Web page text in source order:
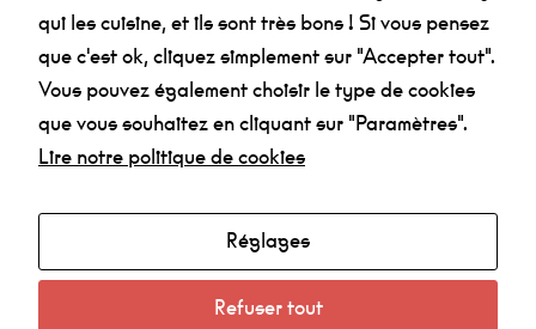
Agenda
Made in la Nef
qui les cuisine, et ils sont très bons ! Si vous pensez
que c'est ok, cliquez simplement sur "Accepter tout".
Vous pouvez également choisir le type de cookies
que vous souhaitez en cliquant sur "Paramètres".
Lire notre politique de cookies
Réglages
Refuser tout
fonctionnement
Au catering
c'est Fanny qui
les cuisine, et
ils sont très
Statistiques
Afin que
puissions
améliorer la
fonctionnalité